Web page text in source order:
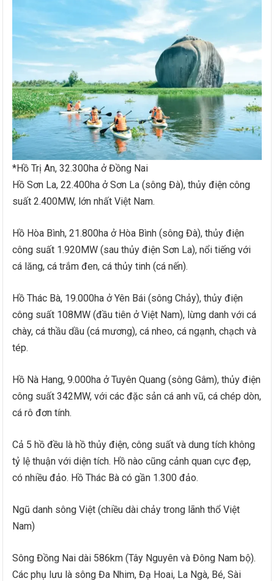
*Hồ Trị An, 32.300ha ở Đồng Nai
Hồ Sơn La, 22.400ha ở Sơn La (sông Đà), thủy điện công
suất 2.400MW, lớn nhất Việt Nam.
Hồ Hòa Bình, 21.800ha ở Hòa Bình (sông Đà), thủy điện
công suất 1.920MW (sau thủy điện Sơn La), nổi tiếng với
cá lăng, cá trắm đen, cá thủy tinh (cá nến).
Hồ Thác Bà, 19.000ha ở Yên Bái (sông Chảy), thủy điện
công suất 108MW (đầu tiên ở Việt Nam), lừng danh với cá
chày, cá thầu dầu (cá mương), cá nheo, cá ngạnh, chạch và
tép.
Hồ Nà Hang, 9.000ha ở Tuyên Quang (sông Gâm), thủy điện
công suất 342MW, với các đặc sản cá anh vũ, cá chép dòn,
cá rô đơn tính.
Cả 5 hồ đều là hồ thủy điện, công suất và dung tích không
tỷ lệ thuận với diện tích. Hồ nào cũng cảnh quan cực đẹp,
có nhiều đảo. Hồ Thác Bà có gần 1.300 đảo.
Ngũ danh sông Việt (chiều dài chảy trong lãnh thổ Việt
Nam)
Sông Đồng Nai dài 586km (Tây Nguyên và Đông Nam bộ).
Các phụ lưu là sông Đa Nhim, Đạ Hoai, La Ngà, Bé, Sài